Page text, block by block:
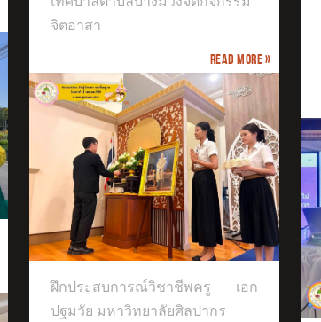
จิตอาสา
Read more »
ฝึกประสบการณ์วิชาชีพครู เอก
ปฐมวัย มหาวิทยาลัยศิลปากร
จัดการประชุมผู้ปกครองนักเรียนระดับ